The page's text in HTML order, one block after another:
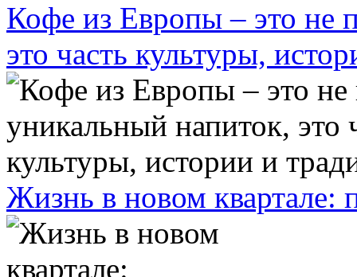
Кофе из Европы – это не
это часть культуры,
Жизнь в новом квартале: